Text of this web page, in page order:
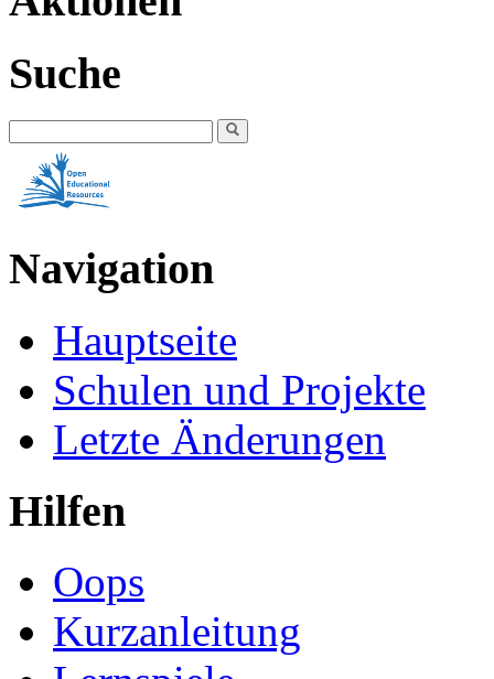
Suche
Navigation
Hauptseite
Schulen und Projekte
Letzte Änderungen
Hilfen
Oops
Kurzanleitung